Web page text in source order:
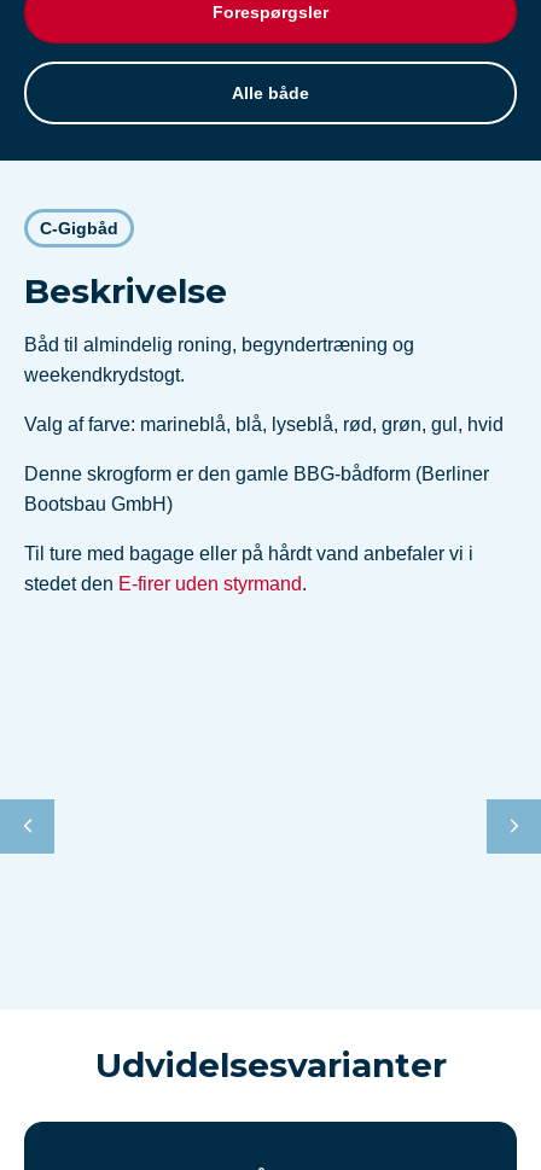
Forespørgsler
Alle både
C-Gigbåd
Beskrivelse
Båd til almindelig roning, begyndertræning og
weekendkrydstogt.
Valg af farve: marineblå, blå, lyseblå, rød, grøn, gul, hvid
Denne skrogform er den gamle BBG-bådform (Berliner
Bootsbau GmbH)
Til ture med bagage eller på hårdt vand anbefaler vi i
stedet den E-firer uden styrmand.
Udvidelsesvarianter